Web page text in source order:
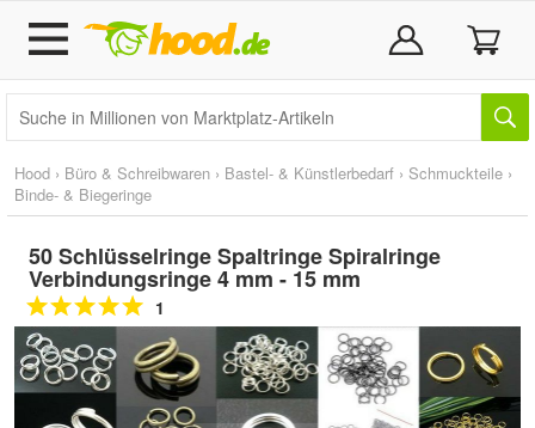
Hood › Büro & Schreibwaren › Bastel- & Künstlerbedarf › Schmuckteile ›
Binde- & Biegeringe
50 Schlüsselringe Spaltringe Spiralringe
Verbindungsringe 4 mm - 15 mm
1